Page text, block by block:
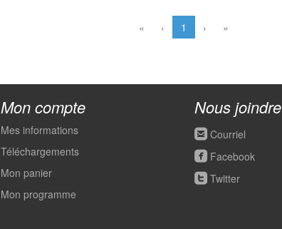
« ‹ 1 › »
Mon compte
Mes informations
Téléchargements
Mon panier
Mon programme
Nous joindre
roundedemail Courriel
roundedfacebook Facebook
roundedtwitter Twitter